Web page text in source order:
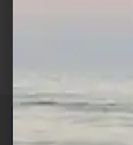
ISCRIVITI E